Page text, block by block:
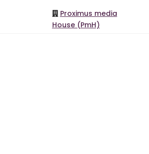
Proximus media
House (PmH)